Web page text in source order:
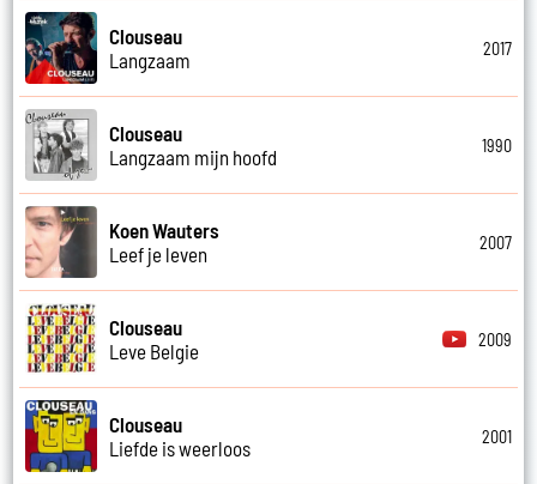
Clouseau
Langzaam
2017
Clouseau
Langzaam mijn hoofd
1990
Koen Wauters
Leef je leven
2007
Clouseau
Leve Belgie
2009
Clouseau
Liefde is weerloos
2001